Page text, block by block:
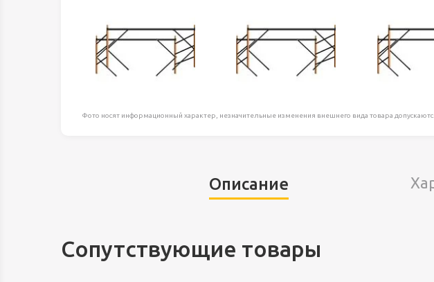
Скобяные изделия
Такелаж
Фото носят информационный характер, незначительные изменения внешнего вида товара
Описание
Сопутствующие товары